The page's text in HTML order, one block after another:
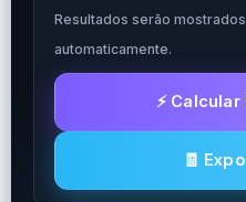
Resultados serão
automaticamente.
⚡
🧾